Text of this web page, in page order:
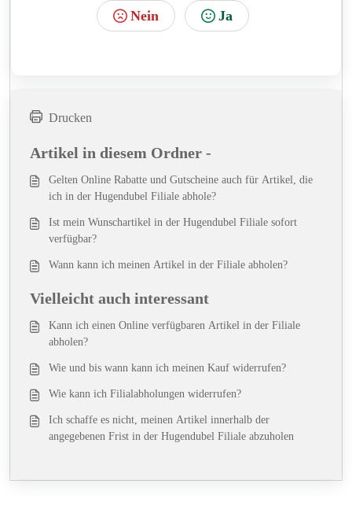
Nein Ja
Drucken
Artikel in diesem Ordner -
Gelten Online Rabatte und Gutscheine auch für Artikel, die
ich in der Hugendubel Filiale abhole?
Ist mein Wunschartikel in der Hugendubel Filiale sofort
verfügbar?
Wann kann ich meinen Artikel in der Filiale abholen?
Vielleicht auch interessant
Kann ich einen Online verfügbaren Artikel in der Filiale
abholen?
Wie und bis wann kann ich meinen Kauf widerrufen?
Wie kann ich Filialabholungen widerrufen?
Ich schaffe es nicht, meinen Artikel innerhalb der
angegebenen Frist in der Hugendubel Filiale abzuholen